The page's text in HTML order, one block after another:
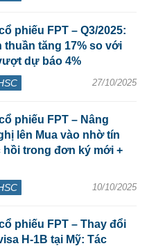
phiếu FPT – Q3/2025:
thuần tăng 17% so với
dự báo 4%
27/10/2025
phiếu FPT – Nâng
lên Mua vào nhờ tín
hồi trong đơn ký mới +
10/10/2025
phiếu FPT – Thay đổi
H-1B tại Mỹ: Tác